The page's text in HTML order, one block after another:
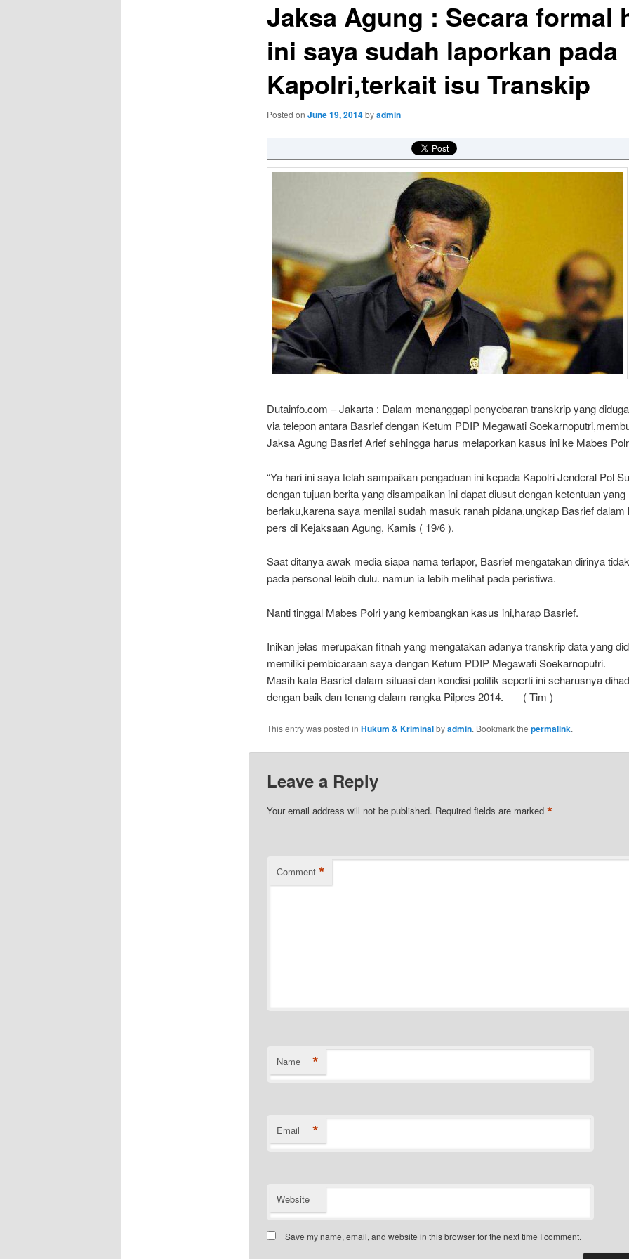
Jaksa Agung : Secara formal
ini saya sudah laporkan pada
Kapolri,terkait isu Transkip
Posted on June 19, 2014byadmin
Dutainfo.com – Jakarta : Dalam menanggapi penyebaran transkrip yang
via telepon antara Basrief dengan Ketum PDIP Megawati
Jaksa Agung Basrief Arief sehingga harus melaporkan kasus ini ke Mabes
“Ya hari ini saya telah sampaikan pengaduan ini kepada Kapolri Jenderal Pol
dengan tujuan berita yang disampaikan ini dapat diusut dengan ketentuan yang
berlaku,karena saya menilai sudah masuk ranah pidana,ungkap Basrief dalam
pers di Kejaksaan Agung, Kamis ( 19/6 ).
Saat ditanya awak media siapa nama terlapor, Basrief mengatakan dirinya
pada personal lebih dulu. namun ia lebih melihat pada peristiwa.
Nanti tinggal Mabes Polri yang kembangkan kasus ini,harap Basrief.
Inikan jelas merupakan fitnah yang mengatakan adanya transkrip data yang
memiliki pembicaraan saya dengan Ketum PDIP Megawati
Masih kata Basrief dalam situasi dan kondisi politik seperti ini seharusnya
dengan baik dan tenang dalam rangka Pilpres 2014. ( Tim )
This entry was posted in Hukum & Kriminalbyadmin. Bookmark the permalink.
Leave a Reply
Your email address will not be published. Required fields are marked *
Comment *
Name *
Email *
Website
Save my name, email, and website in this browser for the next time I comment.